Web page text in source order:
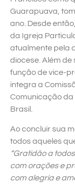
Guarapuava,
ano. Desde
da Igreja
atualmente pela
diocese. Além de
função de vice-
integra a
Comunicação da
Brasil.
Ao concluir sua
todos aqueles
“Gratidão a
com orações e
com alegria e